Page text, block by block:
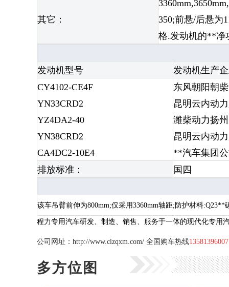
其它：
350;前悬/后悬为
格.发动机的**净
发动机型号
发动机生产
CY4102-CE4F
YN33CRD2
YZ4DA2-40
YN38CRD2
CA4DC2-10E4
东风朝阳朝
昆明云内动
潍柴动力扬
昆明云内动
**汽车集团
排放标准：
国四
该车吊臂前伸为800mm;仅采用3360mm轴距;防护材料
程力专用汽车研发、制造、销售、服务于一体的现代化专用
公司网址： http://www.clzqxm.com/ 全国购车热线
多方位图
